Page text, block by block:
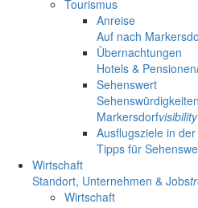
Tourismus
Anreise
Auf nach
Übernachtungen
Hotels & Pensionen
Sehenswert
Markersdorfvisibility
Ausflugsziele in
Tipps für
Wirtschaft
Standort, Unternehmen & Jobs
Wirtschaft